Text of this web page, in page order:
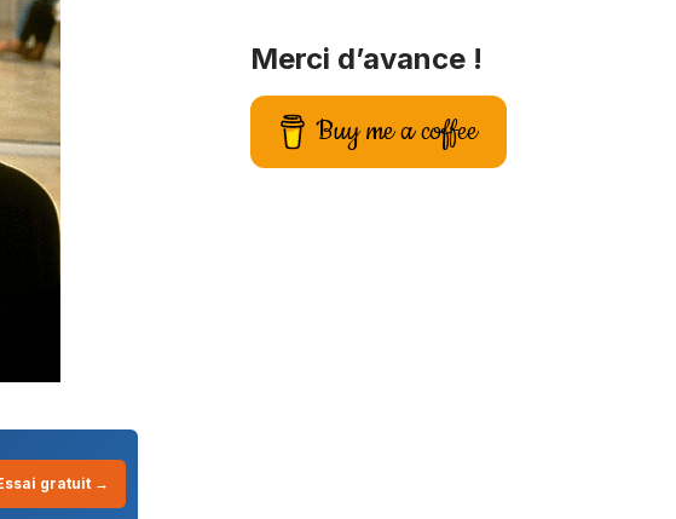
gratuit →
Merci d’avance !
Buy me a coffee